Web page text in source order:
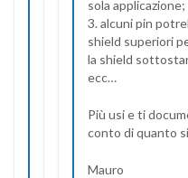
sola applicazione;
3. alcuni pin
shield superiori
la shield
ecc…
Più usi e ti
conto di quanto
Mauro